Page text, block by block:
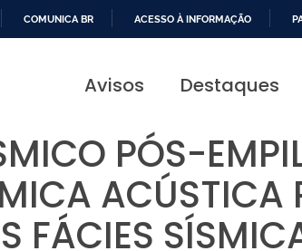
PARA
COMUNICA BR ACESSO À INFORMAÇÃO
Avisos Destaques
PÓS-
ACÚSTICA
FÁCIES